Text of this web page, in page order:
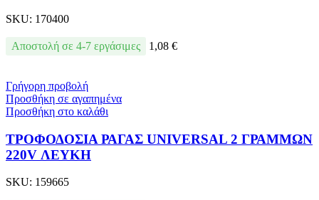
SKU: 170400
Αποστολή σε 4-7 εργάσιμες 1,08 €
Γρήγορη προβολή
Προσθήκη σε αγαπημένα
Προσθήκη στο καλάθι
ΤΡΟΦΟΔΟΣΙΑ ΡΑΓΑΣ UNIVERSAL 2 ΓΡΑΜΜΩΝ
220V ΛΕΥΚΗ
SKU: 159665